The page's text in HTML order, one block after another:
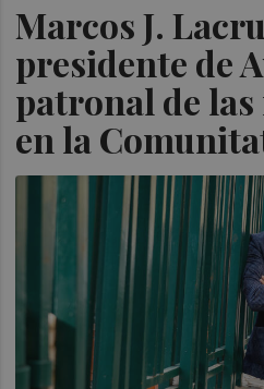
Marcos J.
presidente de
patronal de
en la